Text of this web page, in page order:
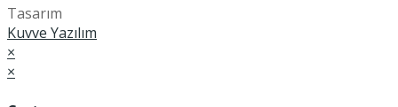
Tasarım
Kuvve Yazılım
×
×